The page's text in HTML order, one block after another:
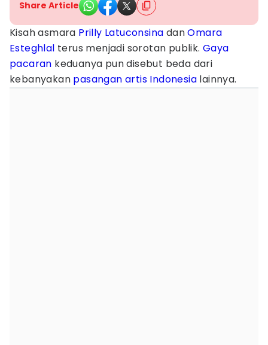
Share Article
Kisah asmara Prilly Latuconsina danOmara
Esteghlal terus menjadi sorotan publik.Gaya
pacaran keduanya pun disebut beda dari
kebanyakan pasangan artis Indonesia lainnya.